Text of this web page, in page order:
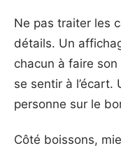
Ne pas traiter les
détails. Un
chacun à faire
se sentir à
personne sur le
Côté boissons,